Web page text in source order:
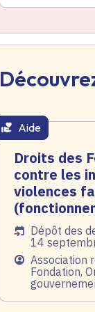
thématique active
Aide
Droits des
contre les
violences
Date de l'arrêté
Dépôt des
14
PublicAssociation
Fondation,